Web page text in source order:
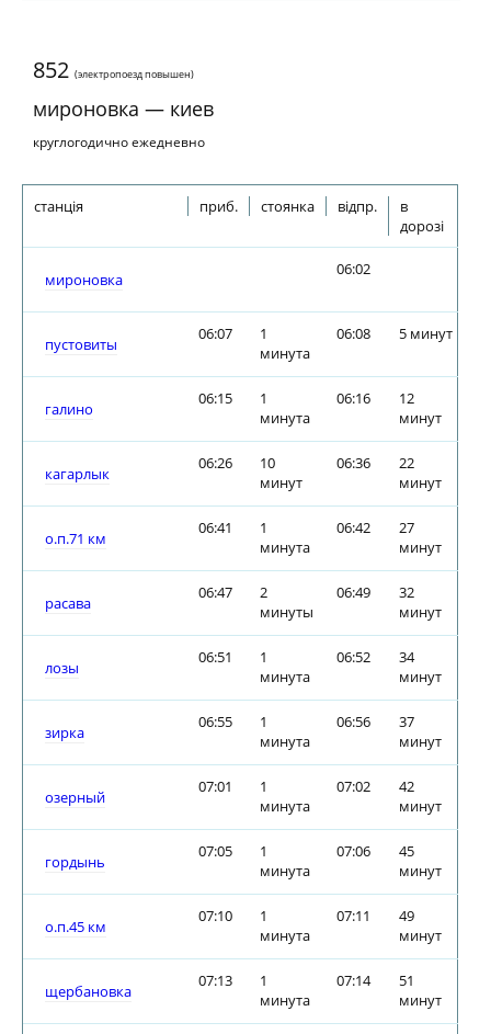
852 (электропоезд повышен)
мироновка — киев
круглогодично ежедневно
станція приб. стоянка відпр.
в
дорозі
мироновка
06:02
пустовиты
06:07
1
минута
06:08 5 минут
галино
06:15
1
минута
06:16
12
минут
кагарлык
06:26
10
минут
06:36
22
минут
о.п.71 км
06:41
1
минута
06:42
27
минут
расава
06:47
2
минуты
06:49
32
минут
лозы
06:51
1
минута
06:52
34
минут
зирка
06:55
1
минута
06:56
37
минут
озерный
07:01
1
минута
07:02
42
минут
гордынь
07:05
1
минута
07:06
45
минут
о.п.45 км
07:10
1
минута
07:11
49
минут
щербановка
07:13
1
минута
07:14
51
минут